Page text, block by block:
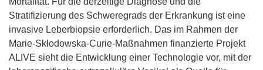
Stratifizierung des Schweregrads der Erkrankung ist eine
invasive Leberbiopsie erforderlich. Das im Rahmen der
Marie-Skłodowska-Curie-Maßnahmen finanzierte Projekt
ALIVE sieht die Entwicklung einer Technologie vor, mit der